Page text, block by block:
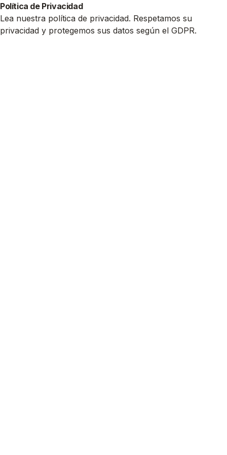
Política de Privacidad
Lea nuestra política de privacidad. Respetamos su
privacidad y protegemos sus datos según el GDPR.